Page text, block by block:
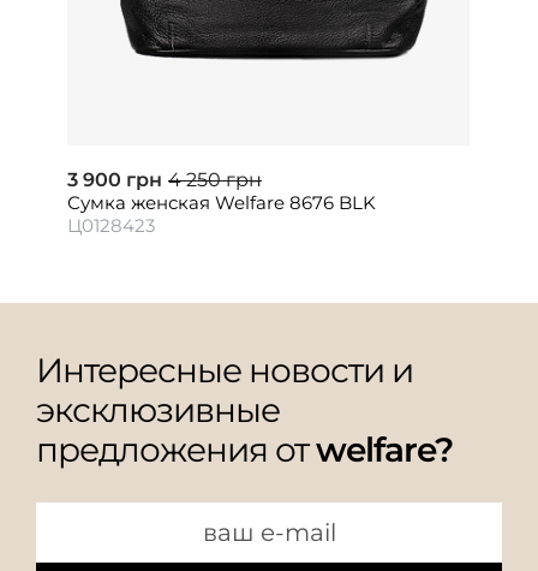
3 900 грн 4 250 грн
Сумка женская Welfare 8676 BLK
Ц0128423
Интересные новости и
эксклюзивные
предложения отwelfare?